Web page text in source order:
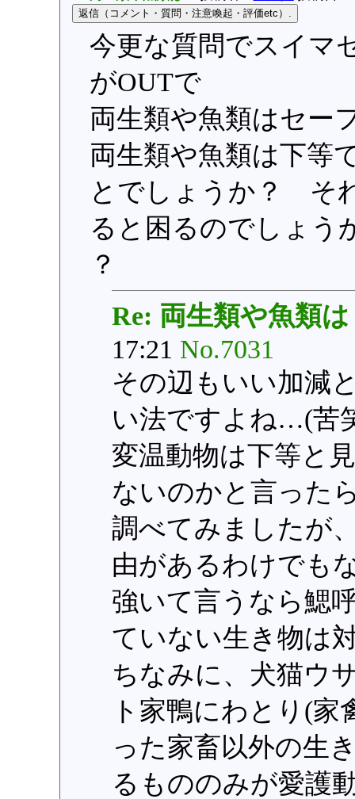
今更な質問でスイ
がOUTで
両生類や魚類はセー
両生類や魚類は下等
とでしょうか？ そ
ると困るのでしょう
？
Re: 両生類や魚類は
17:21 No.7031
その辺もいい加減
い法ですよね…(苦
変温動物は下等と
ないのかと言った
調べてみましたが
由があるわけでも
強いて言うなら鰓
ていない生き物は
ちなみに、犬猫ウ
ト家鴨にわとり(家
った家畜以外の生
るもののみが愛護